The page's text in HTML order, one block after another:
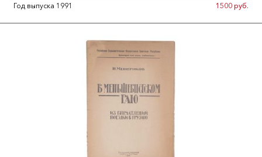
Год выпуска 1991
1500 руб.